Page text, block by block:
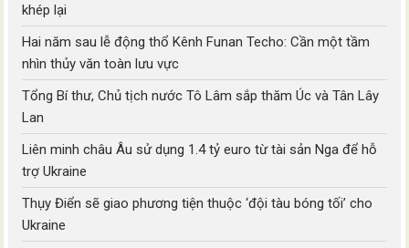
khép lại
Hai năm sau lễ động thổ Kênh Funan Techo: Cần một tầm
nhìn thủy văn toàn lưu vực
Tổng Bí thư, Chủ tịch nước Tô Lâm sắp thăm Úc và Tân Lây
Lan
Liên minh châu Âu sử dụng 1.4 tỷ euro từ tài sản Nga để hỗ
trợ Ukraine
Thụy Điển sẽ giao phương tiện thuộc ‘đội tàu bóng tối’ cho
Ukraine